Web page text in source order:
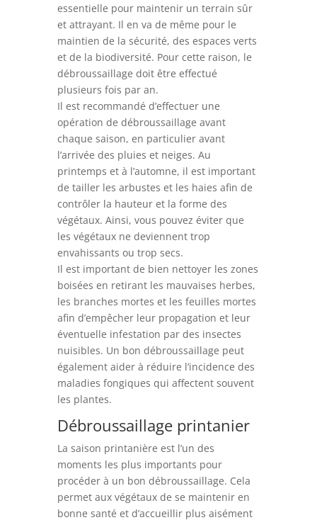
essentielle pour maintenir un terrain sûr
et attrayant. Il en va de même pour le
maintien de la sécurité, des espaces verts
et de la biodiversité. Pour cette raison, le
débroussaillage doit être effectué
plusieurs fois par an.
Il est recommandé d’effectuer une
opération de débroussaillage avant
chaque saison, en particulier avant
l’arrivée des pluies et neiges. Au
printemps et à l’automne, il est important
de tailler les arbustes et les haies afin de
contrôler la hauteur et la forme des
végétaux. Ainsi, vous pouvez éviter que
les végétaux ne deviennent trop
envahissants ou trop secs.
Il est important de bien nettoyer les zones
boisées en retirant les mauvaises herbes,
les branches mortes et les feuilles mortes
afin d’empêcher leur propagation et leur
éventuelle infestation par des insectes
nuisibles. Un bon débroussaillage peut
également aider à réduire l’incidence des
maladies fongiques qui affectent souvent
les plantes.
Débroussaillage printanier
La saison printanière est l’un des
moments les plus importants pour
procéder à un bon débroussaillage. Cela
permet aux végétaux de se maintenir en
bonne santé et d’accueillir plus aisément